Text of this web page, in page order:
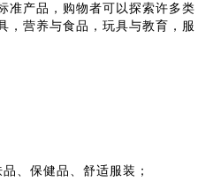
准产品，购物者可以探索许多类
，营养与食品，玩具与教育，服
、保健品、舒适服装；